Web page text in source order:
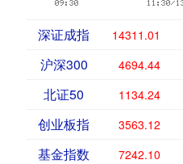
深证成指 14311.01
沪深300 4694.44
北证50 1134.24
创业板指 3563.12
基金指数 7242.10